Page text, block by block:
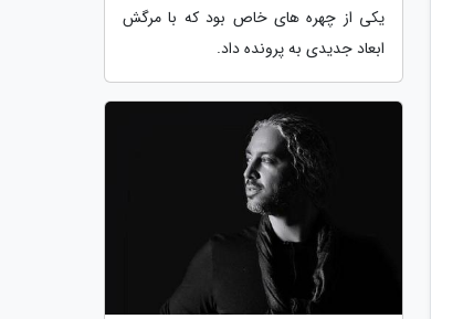
یکی از چهره های خاص بود که با مرگش
ابعاد جدیدی به پرونده داد.